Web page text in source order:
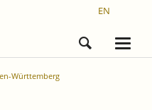
EN
Württemberg